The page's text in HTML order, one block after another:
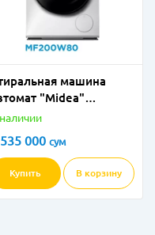
машина
"Midea"
(Белая) 8 кг
000 сум
Купить В корзину